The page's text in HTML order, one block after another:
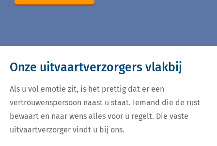
Onze uitvaartverzorgers vlakbij
Als u vol emotie zit, is het prettig dat er een
vertrouwenspersoon naast u staat. Iemand die de rust
bewaart en naar wens alles voor u regelt. Die vaste
uitvaartverzorger vindt u bij ons.